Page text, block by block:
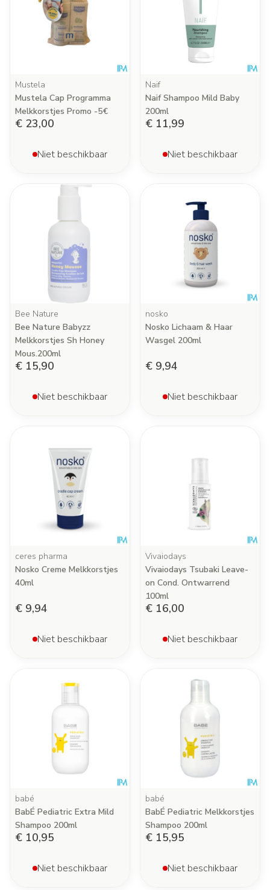
Mustela
Mustela Cap Programma
Melkkorstjes Promo -5€
€ 23,00
Niet beschikbaar
Naif
Naif Shampoo Mild Baby
200ml
€ 11,99
Niet beschikbaar
Bee Nature
Bee Nature Babyzz
Melkkorstjes Sh Honey
Mous.200ml
€ 15,90
Niet beschikbaar
nosko
Nosko Lichaam & Haar
Wasgel 200ml
€ 9,94
Niet beschikbaar
ceres pharma
Nosko Creme Melkkorstjes
40ml
€ 9,94
Niet beschikbaar
Vivaiodays
Vivaiodays Tsubaki Leave-
on Cond. Ontwarrend
100ml
€ 16,00
Niet beschikbaar
babé
BabÉ Pediatric Extra Mild
Shampoo 200ml
€ 10,95
Niet beschikbaar
babé
BabÉ Pediatric Melkkorstjes
Shampoo 200ml
€ 15,95
Niet beschikbaar